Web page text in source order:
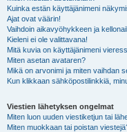
Kuinka estän käyttäjänimeni
Ajat ovat väärin!
Vaihdoin aikavyöhykkeen ja
Kieleni ei ole valittavana!
Mitä kuvia on käyttäjänimeni
Miten asetan avataren?
Mikä on arvonimi ja miten vaihdan
Kun klikkaan sähköpostilinkkiä,
Viestien lähetyksen ongelmat
Miten luon uuden viestiketjun tai
Miten muokkaan tai poistan